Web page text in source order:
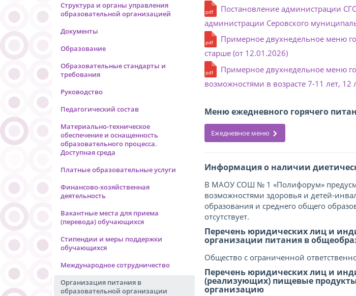
Структура и органы управления
образовательной организацией
Документы
Образование
Образовательные стандарты и
требования
Руководство
Педагогический состав
Материально-техническое
обеспечение и оснащенность
образовательного процесса.
Доступная среда
Платные образовательные услуги
Финансово-хозяйственная
деятельность
Вакантные места для приема
(перевода) обучающихся
Стипендии и меры поддержки
обучающихся
Международное сотрудничество
Организация питания в
образовательной организации
Постановление администрации
администрации Серовского
Примерное двухнедельное меню
старше (от 12.01.2026)
Примерное двухнедельное меню
возможностями в возрасте 7-11 лет, 12
Меню ежедневного горячего
Ежедневное меню
Информация о наличии
В МАОУ СОШ № 1 «Полифорум»
возможностями здоровья и детей-
образования и среднего общего
отсутствует.
Перечень юридических лиц и
организации питания в
Общество с ограниченной
Перечень юридических лиц и
(реализующих) пищевые
организацию